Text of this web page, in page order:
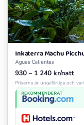
Inkaterra Machu
Aguas Calientes
930 – 1 240 kr/natt
Priserna är ungefärliga och
REKOMMENDERAT